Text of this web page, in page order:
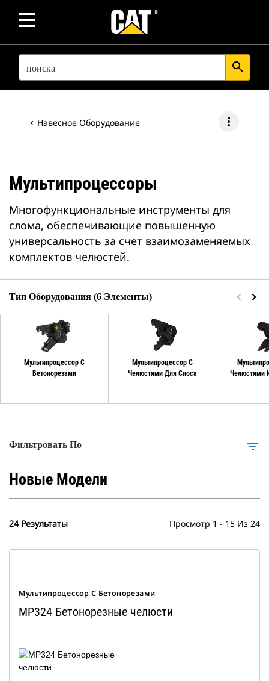
SEARCH search
Навесное Оборудование more_vert
Мультипроцессоры
Многофункциональные инструменты для
слома, обеспечивающие повышенную
универсальность за счет взаимозаменяемых
комплектов челюстей.
Тип Оборудования (6 Элементы)
Мультипроцессор С
Бетонорезами
Мультипроцессор С
Челюстями Для Сноса
Челюстями
Фильтровать По filter_list
Новые Модели
24 Результаты Просмотр 1 - 15 Из 24
Мультипроцессор С Бетонорезами
MP324 Бетонорезные челюсти